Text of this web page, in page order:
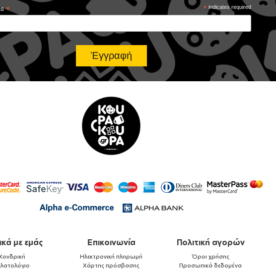
*indicates required
*
με εμάς Επικοινωνία
Ηλεκτρονική πληρωμή
Χάρτης πρόσβασης
Πολιτική αγορών
Όροι χρήσης
Προσωπικά δεδομένα